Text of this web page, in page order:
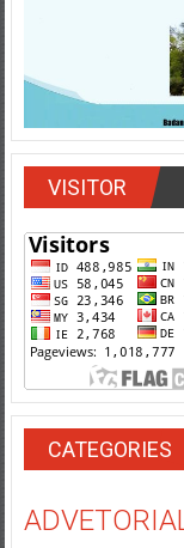
VISITOR
CATEGORIES